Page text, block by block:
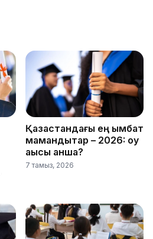
Қазақстандағы ең қымбат
мамандықтар – 2026: оқу
ақысы қанша?
7 тамыз, 2026